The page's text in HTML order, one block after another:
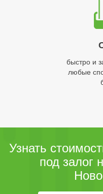
быстро и
любые
Узнать
под залог